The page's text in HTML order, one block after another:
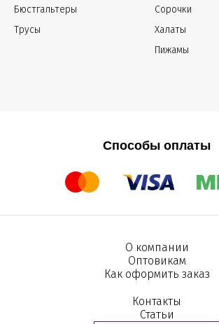
Бюстгальтеры
Трусы
Сорочки
Халаты
Пижамы
Способы оплаты
О компании
Оптовикам
Как оформить заказ
Контакты
Статьи